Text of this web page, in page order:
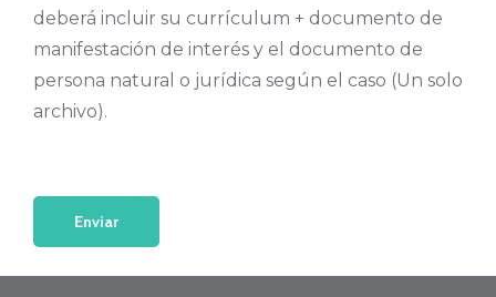
deberá incluir su currículum + documento de
manifestación de interés y el documento de
persona natural o jurídica según el caso (Un solo
archivo).
Enviar